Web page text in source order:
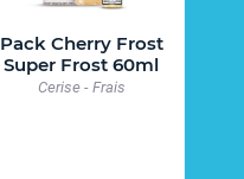
Pack Cherry Frost
Super Frost 60ml
Cerise - Frais